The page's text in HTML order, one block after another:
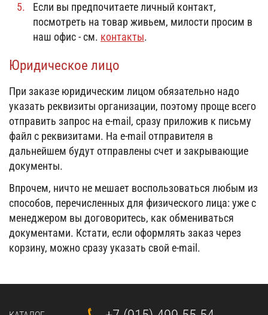
Если вы предпочитаете личный контакт,
посмотреть на товар живьем, милости просим в
наш офис - см. контакты.
Юридическое лицо
При заказе юридическим лицом обязательно надо
указать реквизиты организации, поэтому проще всего
отправить запрос на e-mail, сразу приложив к письму
файл с реквизитами. На e-mail отправителя в
дальнейшем будут отправлены счет и закрывающие
документы.
Впрочем, ничто не мешает воспользоваться любым из
способов, перечисленных для физического лица: уже с
менеджером вы договоритесь, как обмениваться
документами. Кстати, если оформлять заказ через
корзину, можно сразу указать свой e-mail.